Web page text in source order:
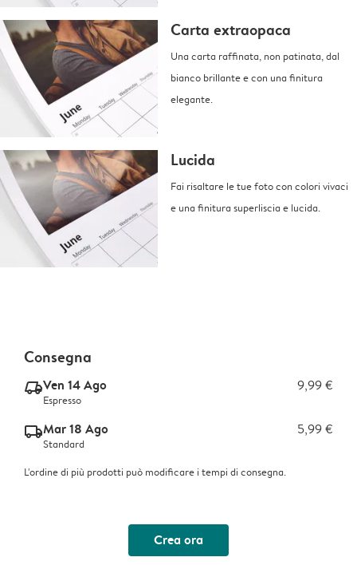
Carta extraopaca
Una carta raffinata, non patinata, dal
bianco brillante e con una finitura
elegante.
Lucida
Fai risaltare le tue foto con colori vivaci
e una finitura superliscia e lucida.
Consegna
delivery_express_v2Ven 14 Ago 9,99 €
Espresso
delivery_standard_v2Mar 18 Ago 5,99 €
Standard
L'ordine di più prodotti può modificare i tempi di consegna.
Crea ora